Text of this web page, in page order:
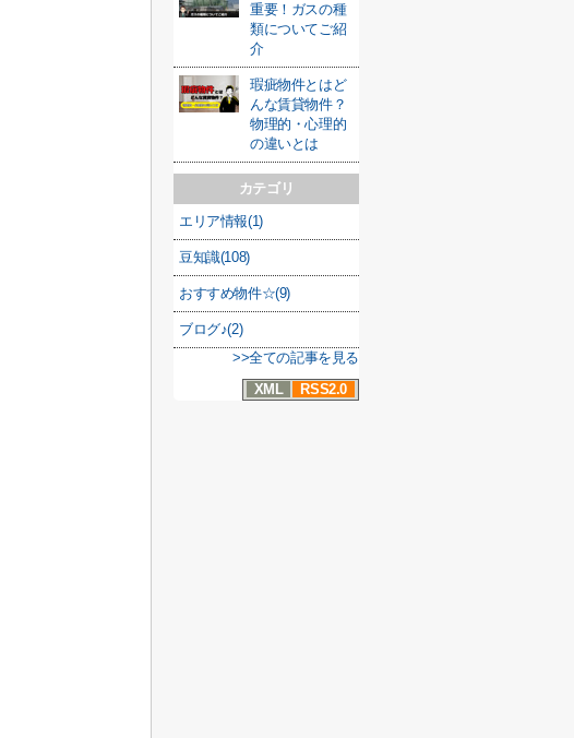
重要！ガスの種
類についてご紹
介
瑕疵物件とはど
んな賃貸物件？
物理的・心理的
の違いとは
カテゴリ
エリア情報(1)
豆知識(108)
おすすめ物件☆(9)
ブログ♪(2)
>>全ての記事を見る
XML
RSS2.0